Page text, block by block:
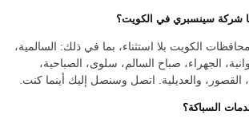
شركة سينسبري في الكويت؟
الكويت بلا استثناء، بما في ذلك: السالمية،
الجهراء، صباح السالم، سلوى، الصباحية،
القصور، والعديلية. اتصل وسنصل إليك أينما كنت.
السباكة؟